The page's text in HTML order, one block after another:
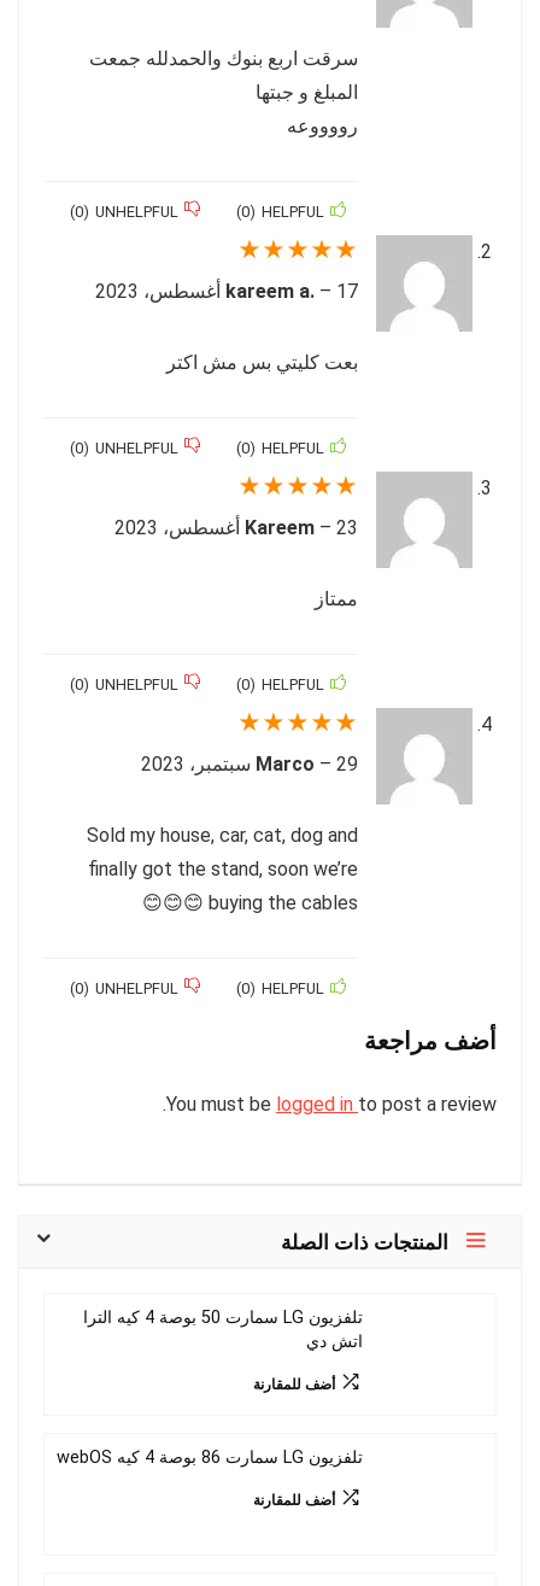
سرقت اربع بنوك والحمدلله جمعت
المبلغ و جبتها
رووووعه
HELPFUL
(
0
)
UNHELPFUL
(
0
)
★
★
★
★
★
kareem a. – 17 أغسطس، 2023
بعت كليتي بس مش اكتر
HELPFUL
(
0
)
UNHELPFUL
(
0
)
★
★
★
★
★
Kareem – 23 أغسطس، 2023
ممتاز
HELPFUL
(
0
)
UNHELPFUL
(
0
)
★
★
★
★
★
Marco – 29 سبتمبر، 2023
Sold my house, car, cat, dog and
finally got the stand, soon we’re
buying the cables 😊😊😊
HELPFUL
(
0
)
UNHELPFUL
(
0
)
أضف مراجعة
You must be logged in to post a review.
المنتجات ذات الصلة
تلفزيون LG سمارت 50 بوصة 4 كيه الترا
اتش دي
أضف للمقارنة
تلفزيون LG سمارت 86 بوصة 4 كيه webOS
أضف للمقارنة